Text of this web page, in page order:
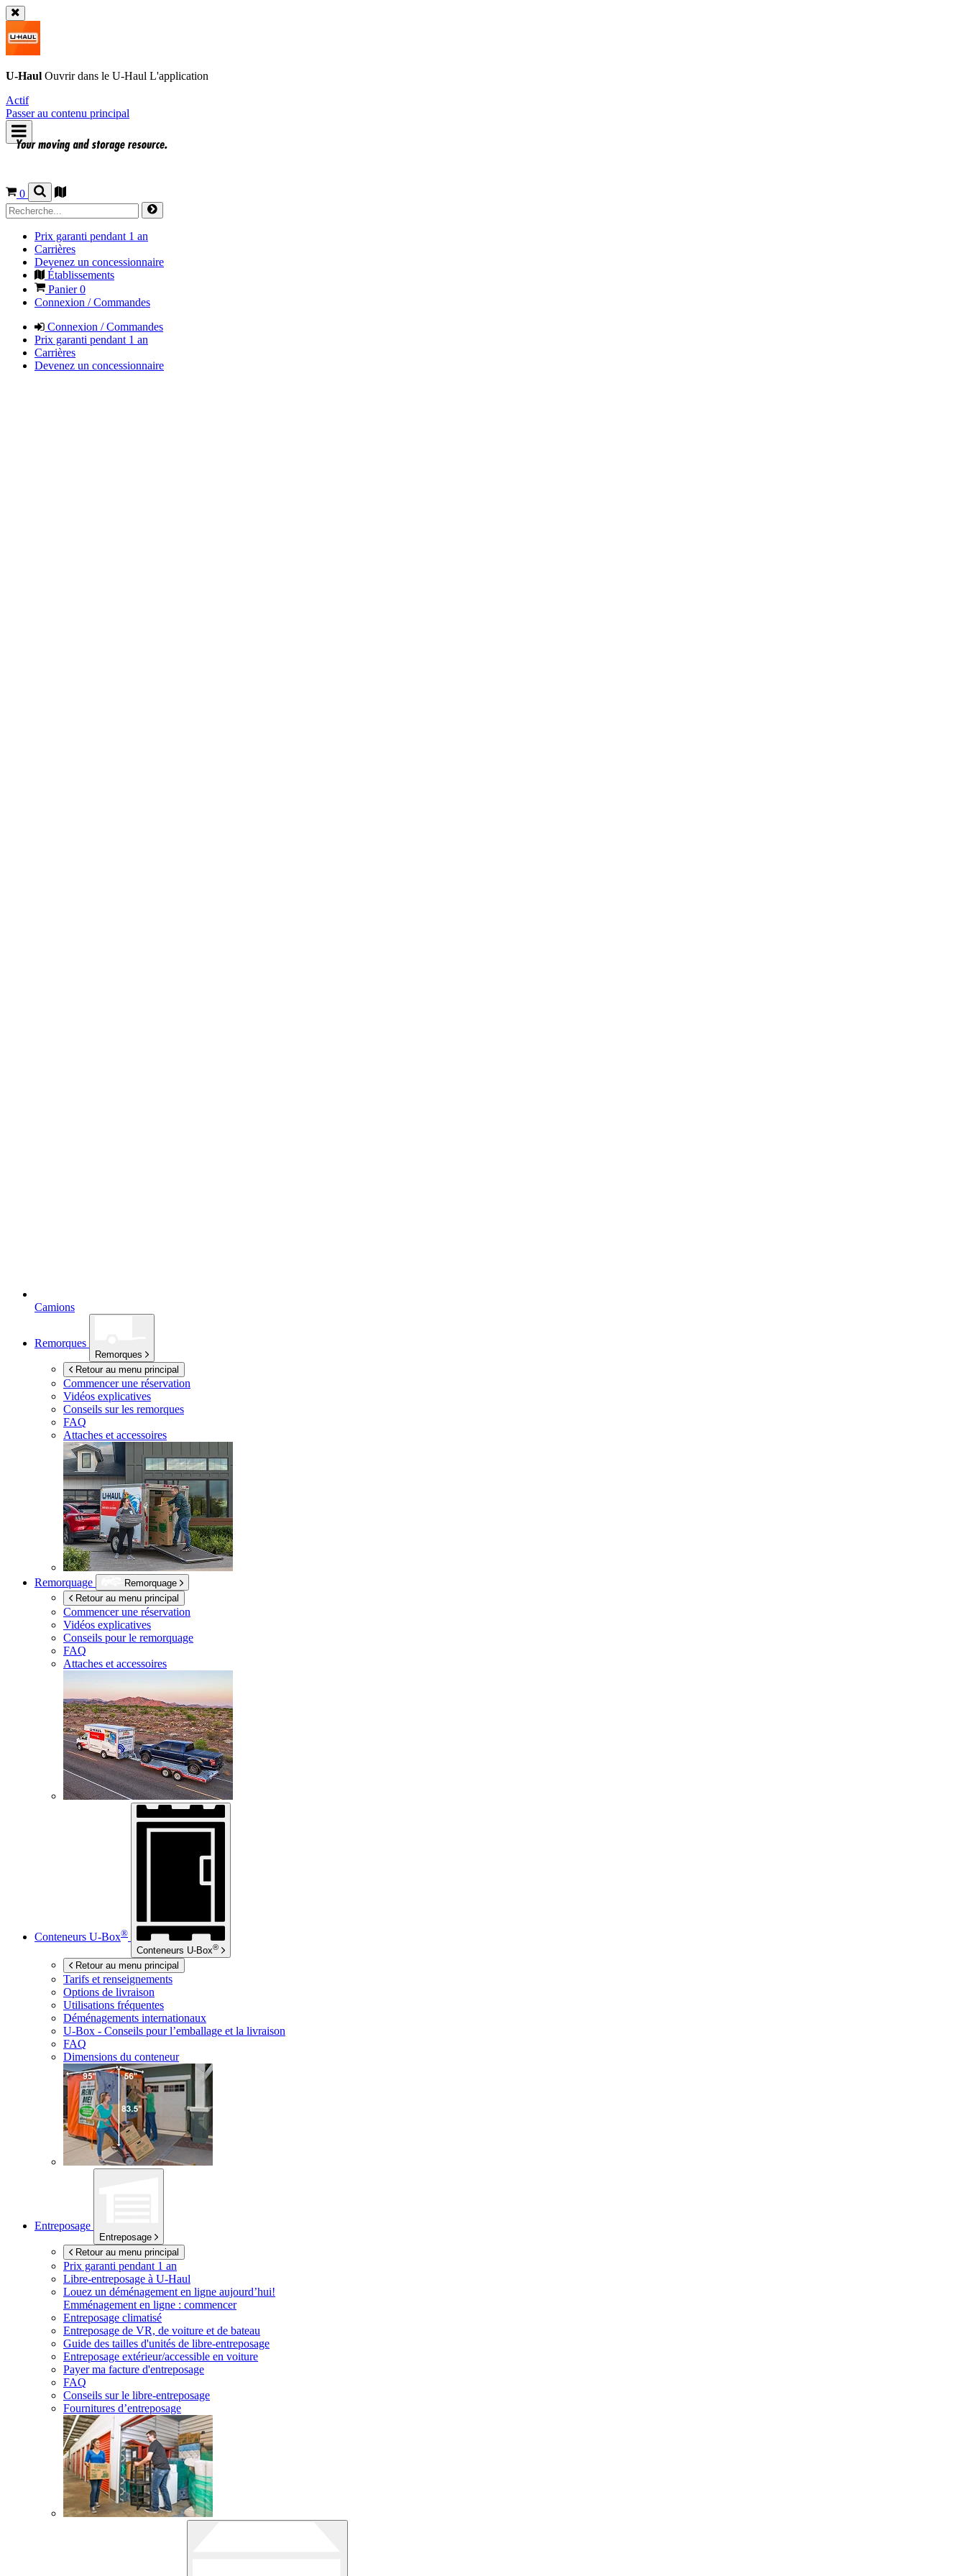
U-Haul Ouvrir dans le U-Haul L'application
Actif
Passer au contenu principal
0
Prix garanti pendant 1 an
Carrières
Devenez un concessionnaire
Établissements
Panier0
Connexion / Commandes
Connexion / Commandes
Prix garanti pendant 1 an
Carrières
Devenez un concessionnaire
Camions
Remorques
Remorques
Retour au menu principal
Commencer une réservation
Vidéos explicatives
Conseils sur les remorques
FAQ
Attaches et accessoires
Remorquage
Remorquage
Retour au menu principal
Commencer une réservation
Vidéos explicatives
Conseils pour le remorquage
FAQ
Attaches et accessoires
Conteneurs U-Box®
Conteneurs U-Box®
Retour au menu principal
Tarifs et renseignements
Options de livraison
Utilisations fréquentes
Déménagements internationaux
U-Box - Conseils pour l’emballage et la livraison
FAQ
Dimensions du conteneur
Entreposage
Entreposage
Retour au menu principal
Prix garanti pendant 1 an
Libre-entreposage à U-Haul
Louez un déménagement en ligne aujourd’hui!
Emménagement en ligne : commencer
Entreposage climatisé
Entreposage de VR, de voiture et de bateau
Guide des tailles d'unités de libre-entreposage
Entreposage extérieur/accessible en voiture
Payer ma facture d'entreposage
FAQ
Conseils sur le libre-entreposage
Fournitures d’entreposage